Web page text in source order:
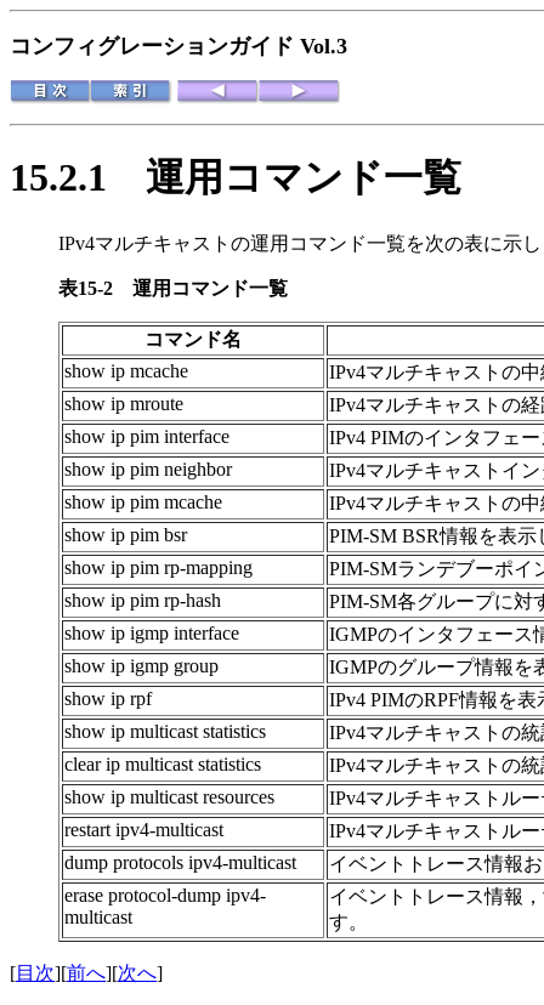
コンフィグレーションガイド Vol.3
15.2.1 運用コマンド一覧
IPv4マルチキャストの運用コマンド一覧を次の表に示
表15-2 運用コマンド一覧
コマンド名
show ip mcache
IPv4マルチキャストの
show ip mroute
IPv4マルチキャストの
show ip pim interface
IPv4 PIMのインタフェ
show ip pim neighbor
IPv4マルチキャストイ
show ip pim mcache
IPv4マルチキャストの
show ip pim bsr
PIM-SM BSR情報を表示
show ip pim rp-mapping
PIM-SMランデブーポイ
show ip pim rp-hash
PIM-SM各グループに対
show ip igmp interface
IGMPのインタフェース
show ip igmp group
IGMPのグループ情報を
show ip rpf
IPv4 PIMのRPF情報を
show ip multicast statistics
IPv4マルチキャストの
clear ip multicast statistics
IPv4マルチキャストの
show ip multicast resources
IPv4マルチキャストル
restart ipv4-multicast
IPv4マルチキャストル
dump protocols ipv4-multicast
イベントトレース情報
erase protocol-dump ipv4-
multicast
イベントトレース情報
す。
[目次][前へ][次へ]